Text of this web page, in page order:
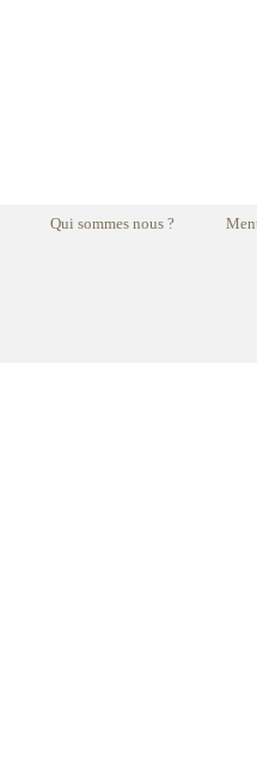
Qui sommes nous ?